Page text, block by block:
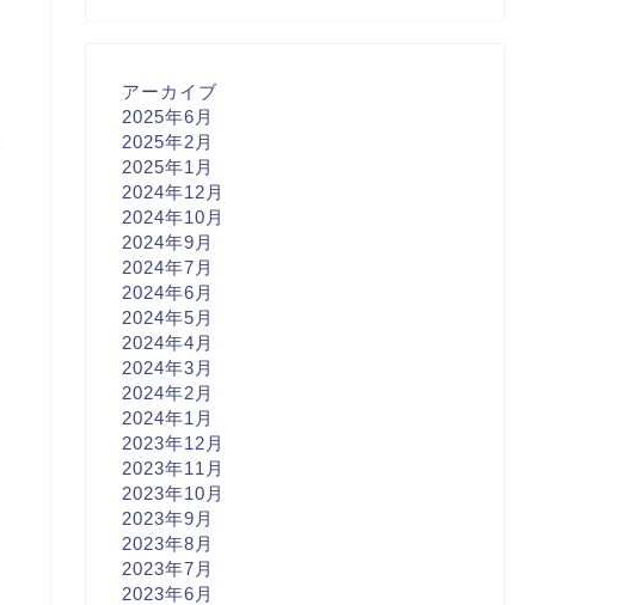
アーカイブ
2025年6月
2025年2月
2025年1月
2024年12月
2024年10月
2024年9月
2024年7月
2024年6月
2024年5月
2024年4月
2024年3月
2024年2月
2024年1月
2023年12月
2023年11月
2023年10月
2023年9月
2023年8月
2023年7月
2023年6月